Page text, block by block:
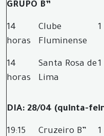
GRUPO B”
14
horas
Clube
Fluminense
1
14
horas
Santa Rosa de
Lima
1
DIA: 28/04 (quinta-
19:15
Cruzeiro B” 1